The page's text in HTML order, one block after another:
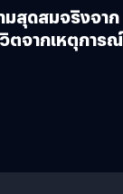
มสุดสมจริงจาก
ตจากเหตุการณ์